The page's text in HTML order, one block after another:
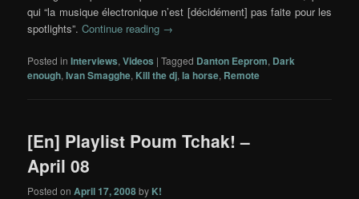
qui “la musique électronique n’est [décidément] pas faite pour les
spotlights”.Continue reading →
Posted in Interviews,Videos |Tagged Danton Eeprom, Dark
enough,Ivan Smagghe, Kill the dj,la horse, Remote
[En] Playlist Poum Tchak! –
April 08
Posted onApril 17, 2008by K!